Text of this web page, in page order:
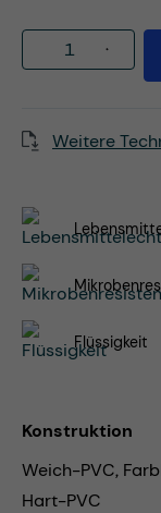
Produkt
Weitere
Flüssigkeit
Konstruktion
Weich-PVC,
Hart-PVC